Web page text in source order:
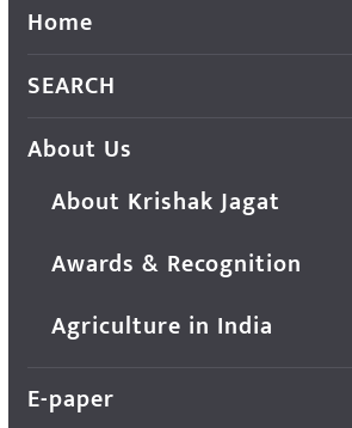
Home
SEARCH
About Us
About Krishak Jagat
Awards & Recognition
Agriculture in India
E-paper